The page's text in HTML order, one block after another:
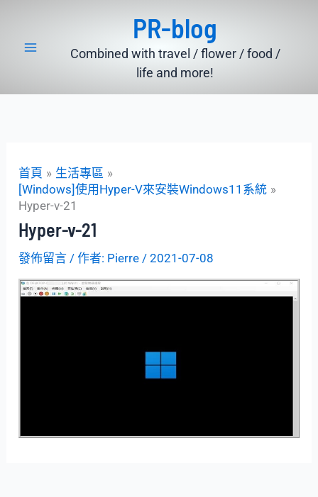
PR-blog
Combined with travel / flower / food /
life and more!
首頁
生活專區
[Windows]使用Hyper-V來安裝Windows11系統
Hyper-v-21
Hyper-v-21
發佈留言 / 作者: Pierre /2021-07-08